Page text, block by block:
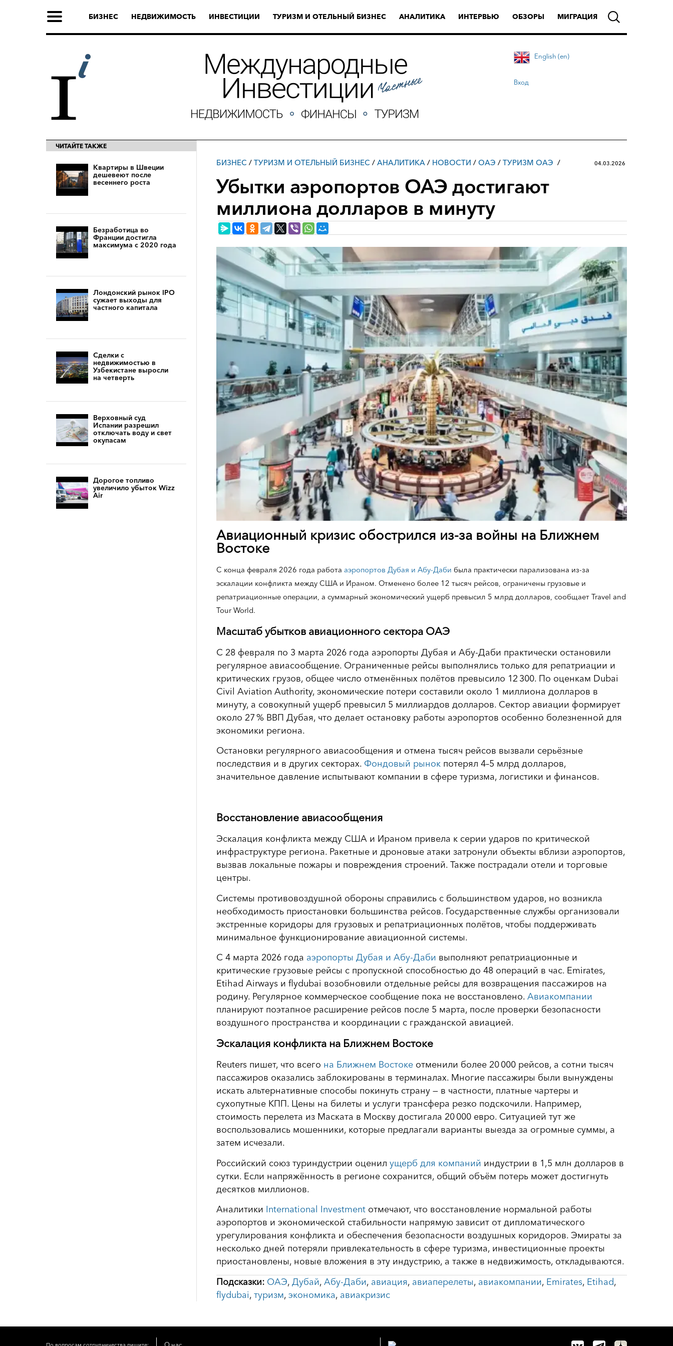
БИЗНЕС НЕДВИЖИМОСТЬ ИНВЕСТИЦИИ ТУРИЗМ И ОТЕЛЬНЫЙ БИЗНЕС АНАЛИТИКА ИНТЕРВЬЮ ОБЗОРЫ МИГРАЦИЯ
English (en)
Вход
ЧИТАЙТЕ ТАКЖЕ
Квартиры в Швеции
дешевеют после
весеннего роста
Безработица во
Франции достигла
максимума с 2020 года
Лондонский рынок IPO
сужает выходы для
частного капитала
Сделки с
недвижимостью в
Узбекистане выросли
на четверть
Верховный суд
Испании разрешил
отключать воду и свет
окупасам
Дорогое топливо
увеличило убыток Wizz
Air
БИЗНЕС / ТУРИЗМ И ОТЕЛЬНЫЙ БИЗНЕС / АНАЛИТИКА / НОВОСТИ / ОАЭ / ТУРИЗМ ОАЭ 04.03.2026
Убытки аэропортов ОАЭ достигают
миллиона долларов в минуту
Авиационный кризис обострился из-за войны на Ближнем
Востоке
С конца февраля 2026 года работа аэропортов Дубая и Абу-Даби была практически парализована из-за
эскалации конфликта между США и Ираном. Отменено более 12 тысяч рейсов, ограничены грузовые и
репатриационные операции, а суммарный экономический ущерб превысил 5 млрд долларов, сообщает Travel and
Tour World.
Масштаб убытков авиационного сектора ОАЭ
С 28 февраля по 3 марта 2026 года аэропорты Дубая и Абу-Даби практически остановили
регулярное авиасообщение. Ограниченные рейсы выполнялись только для репатриации и
критических грузов, общее число отменённых полётов превысило 12 300. По оценкам Dubai
Civil Aviation Authority, экономические потери составили около 1 миллиона долларов в
минуту, а совокупный ущерб превысил 5 миллиардов долларов. Сектор авиации формирует
около 27 % ВВП Дубая, что делает остановку работы аэропортов особенно болезненной для
экономики региона.
Остановки регулярного авиасообщения и отмена тысяч рейсов вызвали серьёзные
последствия и в других секторах. Фондовый рынок потерял 4–5 млрд долларов,
значительное давление испытывают компании в сфере туризма, логистики и финансов.
Восстановление авиасообщения
Эскалация конфликта между США и Ираном привела к серии ударов по критической
инфраструктуре региона. Ракетные и дроновые атаки затронули объекты вблизи аэропортов,
вызвав локальные пожары и повреждения строений. Также пострадали отели и торговые
центры.
Системы противовоздушной обороны справились с большинством ударов, но возникла
необходимость приостановки большинства рейсов. Государственные службы организовали
экстренные коридоры для грузовых и репатриационных полётов, чтобы поддерживать
минимальное функционирование авиационной системы.
С 4 марта 2026 года аэропорты Дубая и Абу-Даби выполняют репатриационные и
критические грузовые рейсы с пропускной способностью до 48 операций в час. Emirates,
Etihad Airways и flydubai возобновили отдельные рейсы для возвращения пассажиров на
родину. Регулярное коммерческое сообщение пока не восстановлено. Авиакомпании
планируют поэтапное расширение рейсов после 5 марта, после проверки безопасности
воздушного пространства и координации с гражданской авиацией.
Эскалация конфликта на Ближнем Востоке
Reuters пишет, что всего на Ближнем Востоке отменили более 20 000 рейсов, а сотни тысяч
пассажиров оказались заблокированы в терминалах. Многие пассажиры были вынуждены
искать альтернативные способы покинуть страну — в частности, платные чартеры и
сухопутные КПП. Цены на билеты и услуги трансфера резко подскочили. Например,
стоимость перелета из Маската в Москву достигала 20 000 евро. Ситуацией тут же
воспользовались мошенники, которые предлагали варианты выезда за огромные суммы, а
затем исчезали.
Российский союз туриндустрии оценил ущерб для компаний индустрии в 1,5 млн долларов в
сутки. Если напряжённость в регионе сохранится, общий объём потерь может достигнуть
десятков миллионов.
Аналитики International Investment отмечают, что восстановление нормальной работы
аэропортов и экономической стабильности напрямую зависит от дипломатического
урегулирования конфликта и обеспечения безопасности воздушных коридоров. Эмираты за
несколько дней потеряли привлекательность в сфере туризма, инвестиционные проекты
приостановлены, новые вложения в эту индустрию, а также в недвижимость, откладываются.
Подсказки: ОАЭ, Дубай, Абу-Даби, авиация, авиаперелеты, авиакомпании, Emirates, Etihad,
flydubai, туризм, экономика, авиакризис